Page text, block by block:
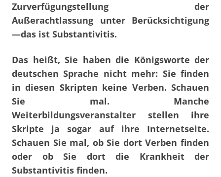
Zurverfügungstellung der
Außerachtlassung unter Berücksichtigung
—das ist Substantivitis.
Das heißt, Sie haben die Königsworte der
deutschen Sprache nicht mehr: Sie finden
in diesen Skripten keine Verben. Schauen
Sie mal. Manche
Weiterbildungsveranstalter stellen ihre
Skripte ja sogar auf ihre Internetseite.
Schauen Sie mal, ob Sie dort Verben finden
oder ob Sie dort die Krankheit der
Substantivitis finden.